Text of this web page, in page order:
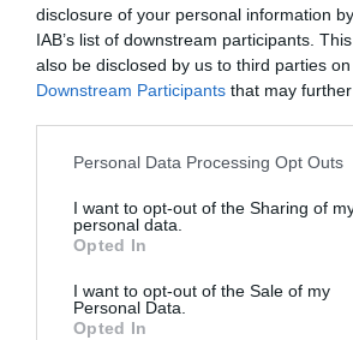
disclosure of your personal information
IAB’s list of downstream participants.
also be disclosed by us to third parties
Downstream Participants that may
Please note that this website/app uses
not limited to your visit or usage
grant or deny consent to Google and its
use your data for below specified
consent section.
Personal Data Processing Opt Outs
I want to opt-out of the Sharing of
personal data.
Opted In
I want to opt-out of the Sale of my
Personal Data.
Opted In
To Ιράν θα διατηρήσει τον
Στενών του Ορμούζ έως
αποδεχθούν “όλους” τους
Ιός Δυτικού Νείλου: Έξι
περισσότερα κρούσματα
ΠΑΣΟΚ: Η «Εστία» ανάλωσε
της για να μην πει απολύτως
επαναλάβει το